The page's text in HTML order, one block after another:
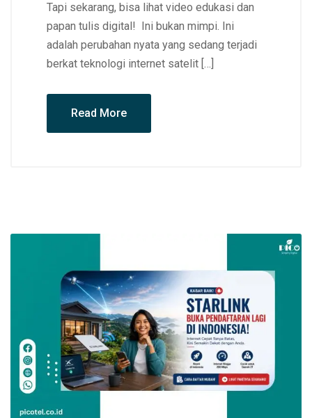
Tapi sekarang, bisa lihat video edukasi dan
papan tulis digital! Ini bukan mimpi. Ini
adalah perubahan nyata yang sedang terjadi
berkat teknologi internet satelit […]
Read More